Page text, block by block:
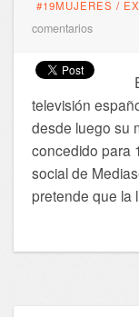
#19MUJERES /
comentarios
televisión
desde luego su
concedido para
social de
pretende que la